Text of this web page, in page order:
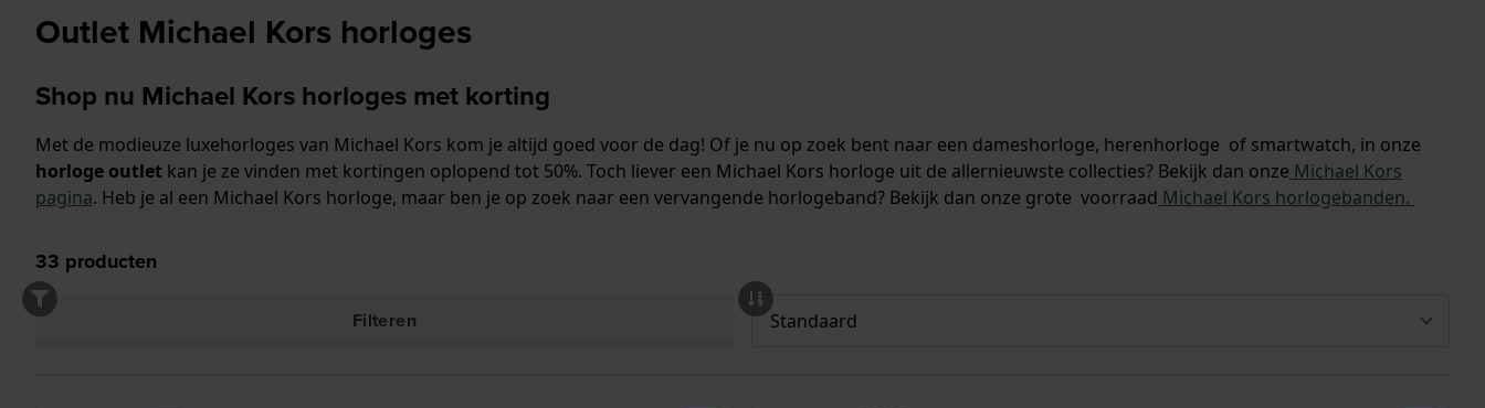
Outlet Michael Kors horloges
Shop nu Michael Kors horloges met korting
Met de modieuze luxehorloges van Michael Kors kom je altijd goed voor de dag! Of je nu op zoek bent naar een dameshorloge, herenhorloge of smartwatch, in onze
horloge outlet kan je ze vinden met kortingen oplopend tot 50%. Toch liever een Michael Kors horloge uit de allernieuwste collecties? Bekijk dan onze Michael Kors
pagina. Heb je al een Michael Kors horloge, maar ben je op zoek naar een vervangende horlogeband? Bekijk dan onze grote voorraad Michael Kors horlogebanden.
33 producten
Filteren